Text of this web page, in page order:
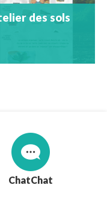
des sols
Chat